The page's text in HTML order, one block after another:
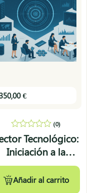
350,00 €
out
of
5
(0)
Tecnológico:
Iniciación a la
de Datos
Añadir al carrito